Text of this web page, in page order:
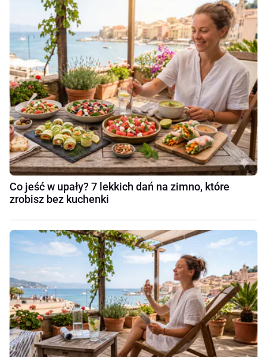
Co jeść w upały? 7 lekkich dań na zimno, które
zrobisz bez kuchenki